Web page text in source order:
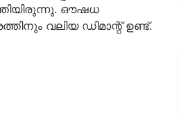
ഔഷധ
വലിയ ഡിമാന്റ് ഉണ്ട്.